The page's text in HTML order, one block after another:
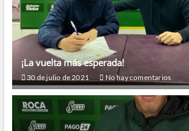
¡La vuelta más esperada!
30 de julio de 2021 No hay comentarios